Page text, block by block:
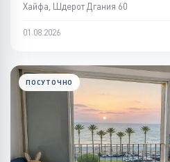
Хайфа, Шдерот Дгания 60
01.08.2026
ПОСУТОЧНО